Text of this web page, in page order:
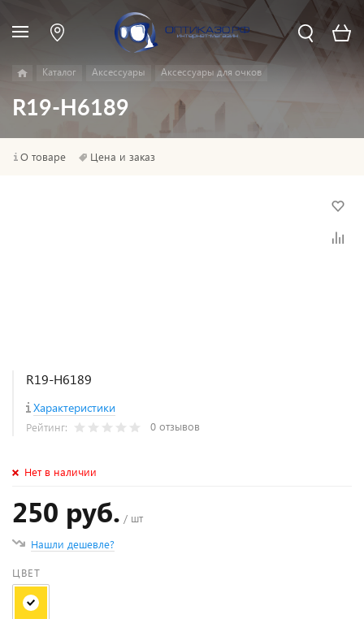
Каталог Аксессуары Аксессуары для очков
R19-H6189
О товаре Цена и заказ
R19-H6189
Характеристики
Рейтинг: 0 отзывов
Нет в наличии
250 руб. / шт
Нашли дешевле?
ЦВЕТ